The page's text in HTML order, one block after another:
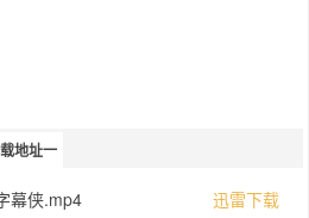
地址一
幕侠.mp4
迅雷下载